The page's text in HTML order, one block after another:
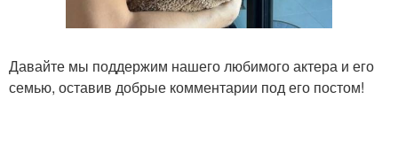
Давайте мы поддержим нашего любимого актера и его
семью, оставив добрые комментарии под его постом!